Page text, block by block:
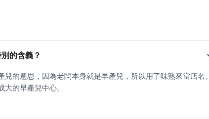
的含義？
的意思，因為老闆本身就是早產兒，所以用了味熟來當店名。
的早產兒中心。